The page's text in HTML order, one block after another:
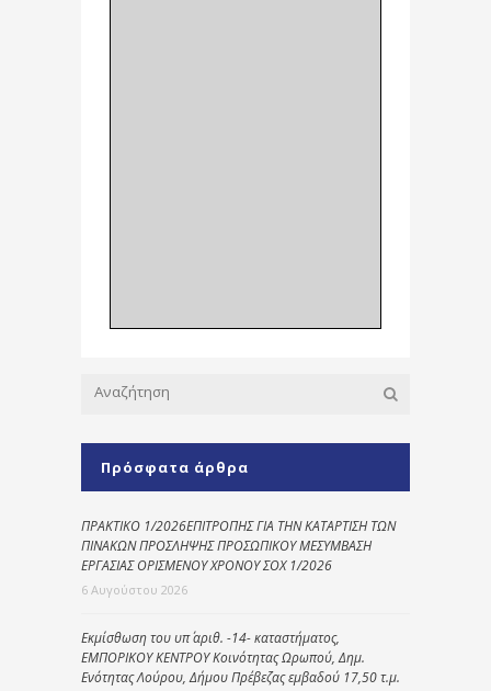
Πρόσφατα άρθρα
ΠΡΑΚΤΙΚΟ 1/2026ΕΠΙΤΡΟΠΗΣ ΓΙΑ ΤΗΝ ΚΑΤΑΡΤΙΣΗ ΤΩΝ
ΠΙΝΑΚΩΝ ΠΡΟΣΛΗΨΗΣ ΠΡΟΣΩΠΙΚΟΥ ΜΕΣΥΜΒΑΣΗ
ΕΡΓΑΣΙΑΣ ΟΡΙΣΜΕΝΟΥ ΧΡΟΝΟΥ ΣΟΧ 1/2026
6 Αυγούστου 2026
Εκμίσθωση του υπ΄ αριθ. -14- καταστήματος,
ΕΜΠΟΡΙΚΟΥ ΚΕΝΤΡΟΥ Κοινότητας Ωρωπού, Δημ.
Ενότητας Λούρου, Δήμου Πρέβεζας εμβαδού 17,50 τ.μ.